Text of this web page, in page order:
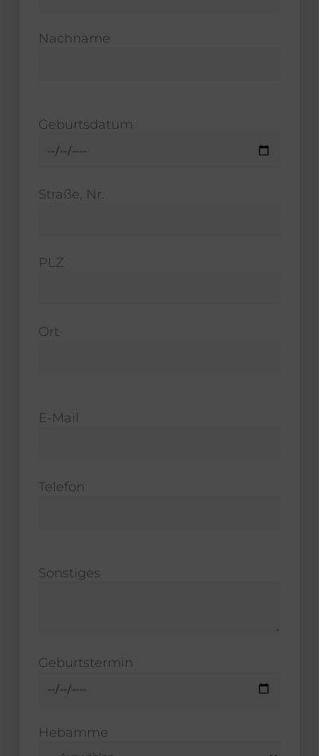
Nachname
Geburtsdatum
Straße, Nr.
PLZ
Ort
E-Mail
Telefon
Sonstiges
Geburtstermin
Hebamme